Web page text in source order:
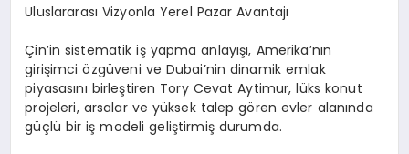
Uluslararası Vizyonla Yerel Pazar Avantajı
Çin’in sistematik iş yapma anlayışı, Amerika’nın
girişimci özgüveni ve Dubai’nin dinamik emlak
piyasasını birleştiren Tory Cevat Aytimur, lüks konut
projeleri, arsalar ve yüksek talep gören evler alanında
güçlü bir iş modeli geliştirmiş durumda.